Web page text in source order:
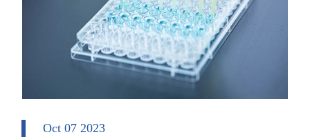
Oct 07 2023